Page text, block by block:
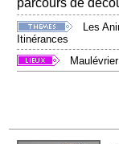
parcours de
Les
Itinérances
Maulévrier